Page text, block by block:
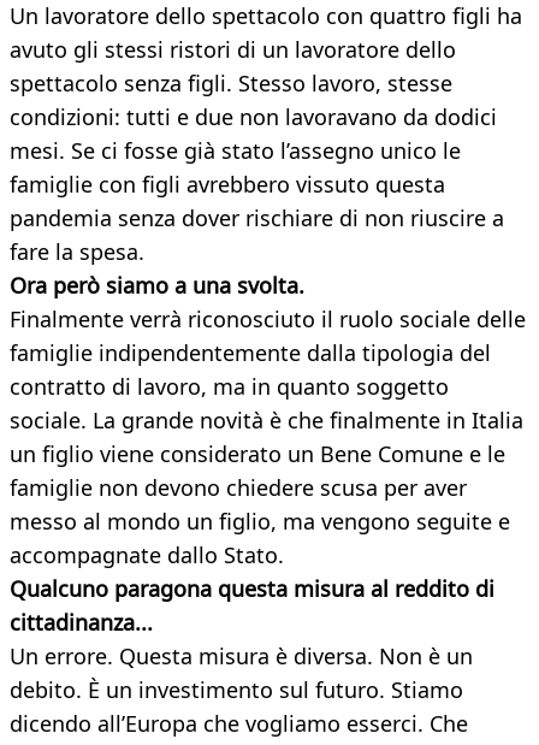
Un lavoratore dello spettacolo con quattro figli ha
avuto gli stessi ristori di un lavoratore dello
spettacolo senza figli. Stesso lavoro, stesse
condizioni: tutti e due non lavoravano da dodici
mesi. Se ci fosse già stato l’assegno unico le
famiglie con figli avrebbero vissuto questa
pandemia senza dover rischiare di non riuscire a
fare la spesa.
Ora però siamo a una svolta.
Finalmente verrà riconosciuto il ruolo sociale delle
famiglie indipendentemente dalla tipologia del
contratto di lavoro, ma in quanto soggetto
sociale. La grande novità è che finalmente in Italia
un figlio viene considerato un Bene Comune e le
famiglie non devono chiedere scusa per aver
messo al mondo un figlio, ma vengono seguite e
accompagnate dallo Stato.
Qualcuno paragona questa misura al reddito di
cittadinanza...
Un errore. Questa misura è diversa. Non è un
debito. È un investimento sul futuro. Stiamo
dicendo all’Europa che vogliamo esserci. Che